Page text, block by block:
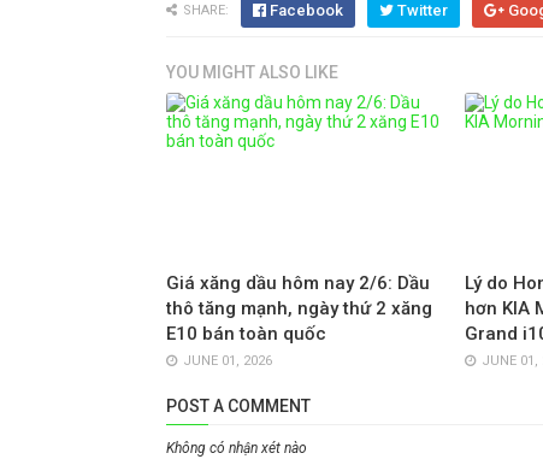
SHARE: Facebook Twitter
YOU MIGHT ALSO LIKE
Giá xăng dầu hôm nay 2/6: Dầu
thô tăng mạnh, ngày thứ 2 xăng
E10 bán toàn quốc
JUNE 01, 2026
Lý do
hơn KIA
Grand
JUNE 01,
POST A COMMENT
Không có nhận xét nào